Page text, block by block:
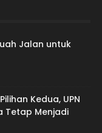
Jalan untuk
Kedua, UPN
Tetap Menjadi